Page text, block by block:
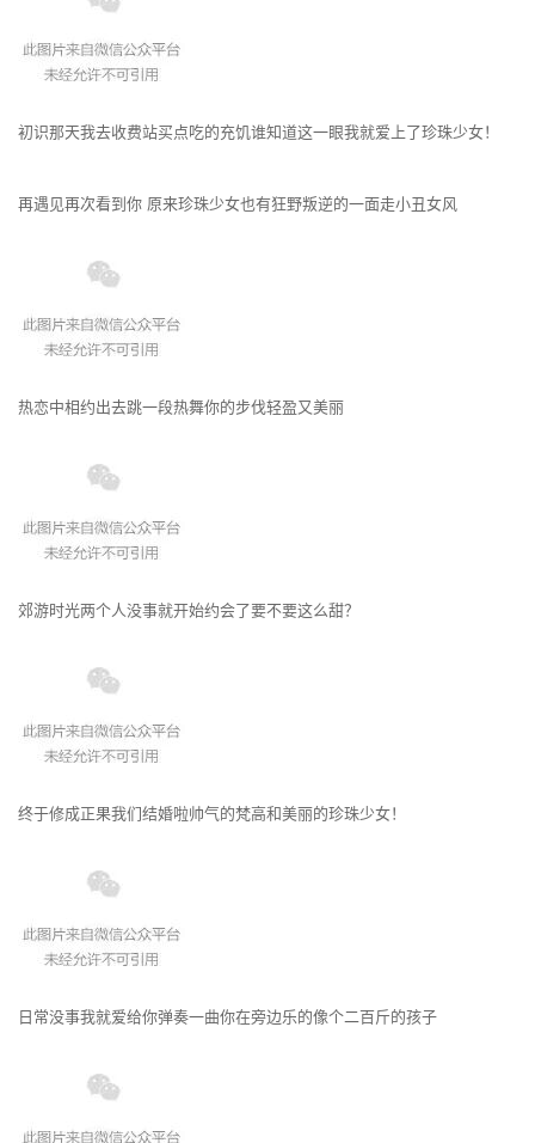
初识那天我去收费站买点吃的充饥谁知道这一眼我就爱上了珍珠少女！
再遇见再次看到你 原来珍珠少女也有狂野叛逆的一面走小丑女风
热恋中相约出去跳一段热舞你的步伐轻盈又美丽
郊游时光两个人没事就开始约会了要不要这么甜？
终于修成正果我们结婚啦帅气的梵高和美丽的珍珠少女！
日常没事我就爱给你弹奏一曲你在旁边乐的像个二百斤的孩子